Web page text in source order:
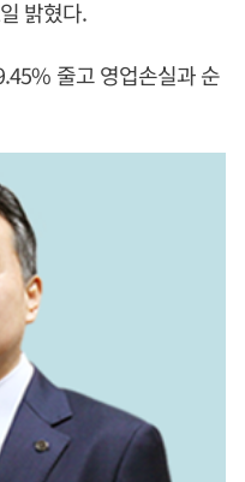
밝혔다.
줄고 영업손실과 순